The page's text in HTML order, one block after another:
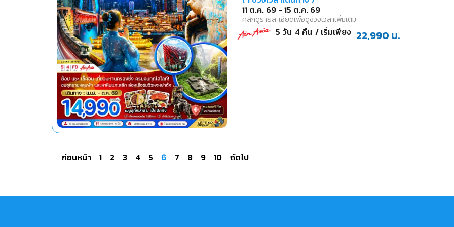
11 ต.ค. 69 -15 ต.ค. 69
คลิกดูรายละเอียดเพื่อดูช่วงเวลาเพิ่มเติม
5 วัน 4คืน / เริ่มเพียง 22,990 บ.
ก่อนหน้า 1 2 3 4 5 6 7 8 9 10 ถัดไป